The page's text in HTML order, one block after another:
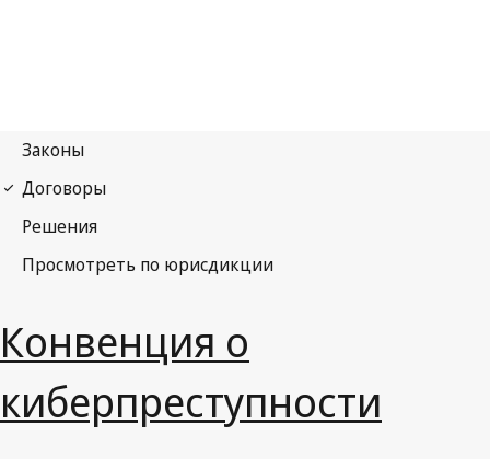
Конвенция о
киберпреступности